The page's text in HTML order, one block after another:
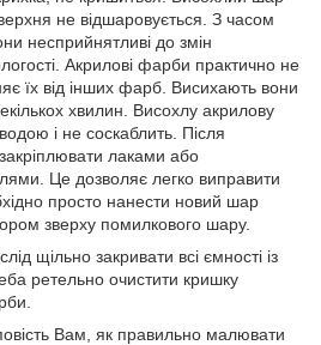
не відшаровується. З часом
несприйнятливі до змін
Акрилові фарби практично не
їх від інших фарб. Висихають вони
хвилин. Висохлу акрилову
і не соскаблить. Після
лаками або
Це дозволяє легко виправити
просто нанести новий шар
зверху помилкового шару.
щільно закривати всі ємності із
ретельно очистити кришку
Вам, як правильно малювати